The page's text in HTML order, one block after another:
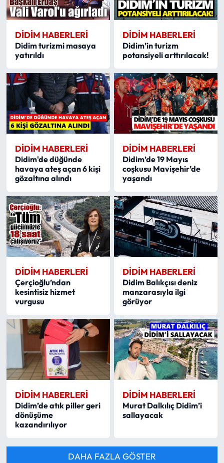
DIDIM HABERLERI
Didim turizmi masaya
yatırıldı
DIDIM HABERLERI
Didim’in turizm
potansiyeli arttırılacak!
DIDIM HABERLERI
Didim'de düğünde
havaya ateş açan 6 kişi
gözaltına alındı
DIDIM HABERLERI
Didim’de 19 Mayıs
coşkusu Mavişehir’de
yaşandı
DIDIM HABERLERI
Çerçioğlu’ndan
kesintisiz hizmet
vurgusu
DIDIM HABERLERI
Didim Balıkçısı deniz
manzarasıyla ilgi
görüyor
DIDIM HABERLERI
Didim’de atık piller geri
dönüşüme
kazandırılıyor
DIDIM HABERLERI
Murat Dalkılıç Didim’i
sallayacak
DAHA FAZLA GÖSTER